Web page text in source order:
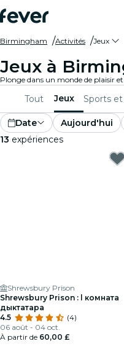
Birmingham Activités Jeux
Jeux à
Tout Jeux Sports
Date Aujourd'hui
13 expériences
Shrewsbury Prison
Shrewsbury Prison : l комнатa
дыктатара
4.5
(4)
06 août - 04 oct.
À partir de 60,00 £